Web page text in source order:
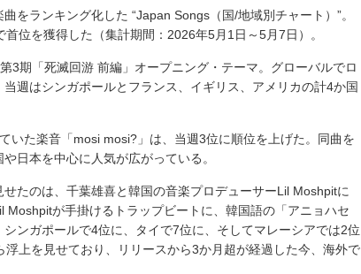
をランキング化した “Japan Songs（国/地域別チャート）”。
位を獲得した（集計期間：2026年5月1日～5月7日）。
3期「死滅回游 前編」オープニング・テーマ。グローバルでロ
週はシンガポールとフランス、イギリス、アメリカの計4か国
いた楽音「mosi mosi?」は、当週3位に順位を上げた。同曲を
日本を中心に人気が広がっている。
たのは、千葉雄喜と韓国の音楽プロデューサーLil Moshpitに
Moshpitが手掛けるトラップビートに、韓国語の「アニョハセ
ンガポールで4位に、タイで7位に、そしてマレーシアでは2位
上を見せており、リリースから3か月超が経過した今、海外で